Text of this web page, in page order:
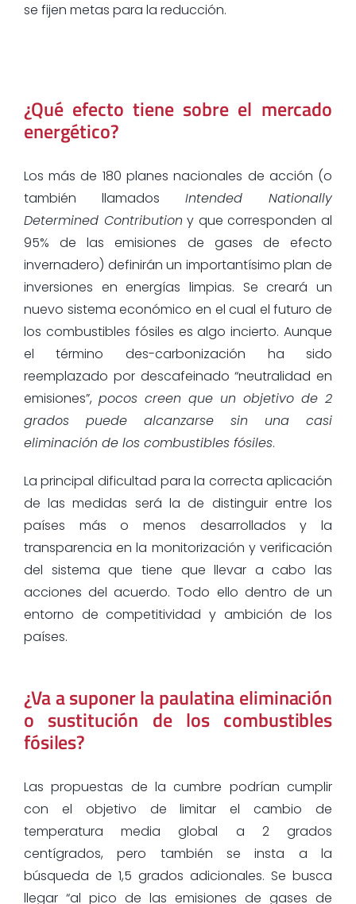
se fijen metas para la reducción.
¿Qué efecto tiene sobre el mercado
energético?
Los más de 180 planes nacionales de acción (o
también llamadosIntended Nationally
Determined Contribution y que corresponden al
95% de las emisiones de gases de efecto
invernadero) definirán un importantísimo plan de
inversiones en energías limpias. Se creará un
nuevo sistema económico en el cual el futuro de
los combustibles fósiles es algo incierto. Aunque
el término des-carbonización ha sido
reemplazado por descafeinado “neutralidad en
emisiones”, pocos creen que un objetivo de 2
grados puede alcanzarse sin una casi
eliminación de los combustibles fósiles.
La principal dificultad para la correcta aplicación
de las medidas será la de distinguir entre los
países más o menos desarrollados y la
transparencia en la monitorización y verificación
del sistema que tiene que llevar a cabo las
acciones del acuerdo. Todo ello dentro de un
entorno de competitividad y ambición de los
países.
¿Va a suponer la paulatina eliminación
o sustitución de los combustibles
fósiles?
Las propuestas de la cumbre podrían cumplir
con el objetivo de limitar el cambio de
temperatura media global a 2 grados
centígrados, pero también se insta a la
búsqueda de 1,5 grados adicionales. Se busca
llegar “al pico de las emisiones de gases de